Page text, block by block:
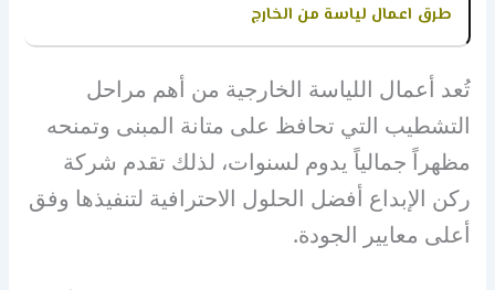
طرق اعمال لياسة من الخارج
تُعد أعمال اللياسة الخارجية من أهم مراحل
التشطيب التي تحافظ على متانة المبنى وتمنحه
مظهراً جمالياً يدوم لسنوات، لذلك تقدم شركة
ركن الإبداع أفضل الحلول الاحترافية لتنفيذها وفق
أعلى معايير الجودة.